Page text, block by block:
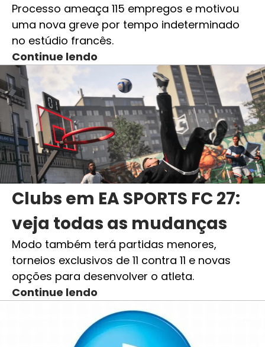
Processo ameaça 115 empregos e motivou
uma nova greve por tempo indeterminado
no estúdio francês.
Continue lendo
Clubs em EA SPORTS FC 27:
veja todas as mudanças
Modo também terá partidas menores,
torneios exclusivos de 11 contra 11 e novas
opções para desenvolver o atleta.
Continue lendo